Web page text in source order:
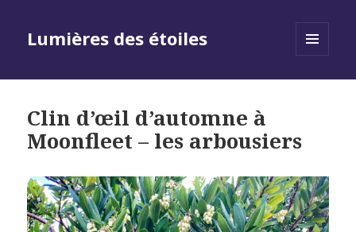
Lumières des étoiles
Clin d’œil d’automne à
Moonfleet – les arbousiers